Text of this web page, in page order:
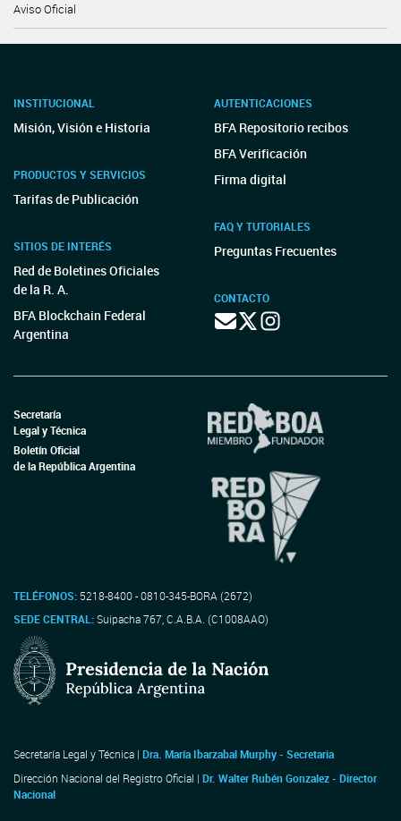
Aviso Oficial
INSTITUCIONAL
Misión, Visión e Historia
PRODUCTOS Y SERVICIOS
Tarifas de Publicación
SITIOS DE INTERÉS
Red de Boletines Oficiales
de la R. A.
BFA Blockchain Federal
Argentina
AUTENTICACIONES
BFA Repositorio recibos
BFA Verificación
Firma digital
FAQ Y TUTORIALES
Preguntas Frecuentes
CONTACTO
Secretaría
Legal y Técnica
Boletín Oficial
de la República Argentina
TELÉFONOS: 5218-8400 - 0810-345-BORA (2672)
SEDE CENTRAL:Suipacha 767, C.A.B.A. (C1008AAO)
Secretaría Legal y Técnica | Dra. María Ibarzabal Murphy - Secretaria
Dirección Nacional del Registro Oficial | Dr. Walter Rubén Gonzalez - Director
Nacional